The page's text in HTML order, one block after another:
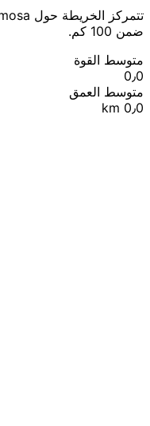
ضمن 100 كم.
متوسط القوة
0٫0
متوسط العمق
0٫0 km
Leaflet
© OpenStreetMap contributors